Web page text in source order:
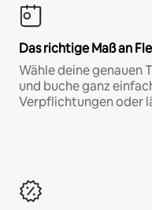
Das richtige Maß an
Wähle deine genauen
und buche ganz
Verpflichtungen oder